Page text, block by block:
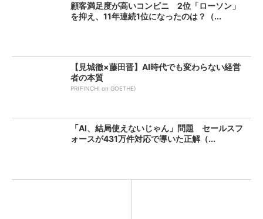
顧客満足度が高いコンビニ 2位「ローソン」
を抑え、11年連続1位になったのは？（...
【見城徹×藤田晋】AI時代でも変わらない経営
者の本質
PR(FINCHI on GOETHE)
「AI、結局使えないじゃん」問題 セールスフ
ォースが431万件対応で導いた正解（...